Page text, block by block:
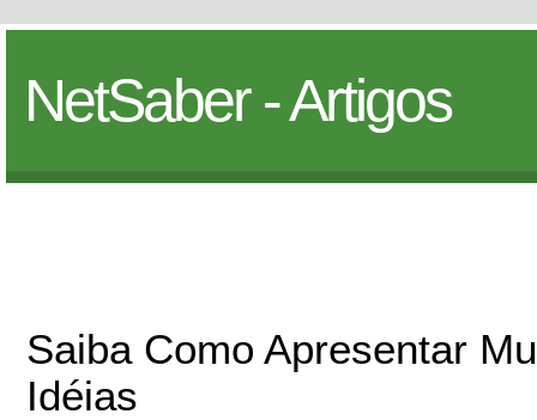
NetSaber - Artigos
Saiba Como Apresentar
Idéias